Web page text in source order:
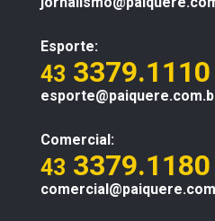
Esporte:
43 3379.1110
Comercial:
43 3379.1180